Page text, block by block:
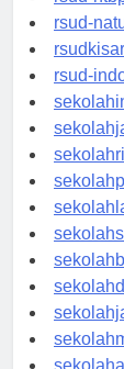
rsud-
rsud-
rsud-